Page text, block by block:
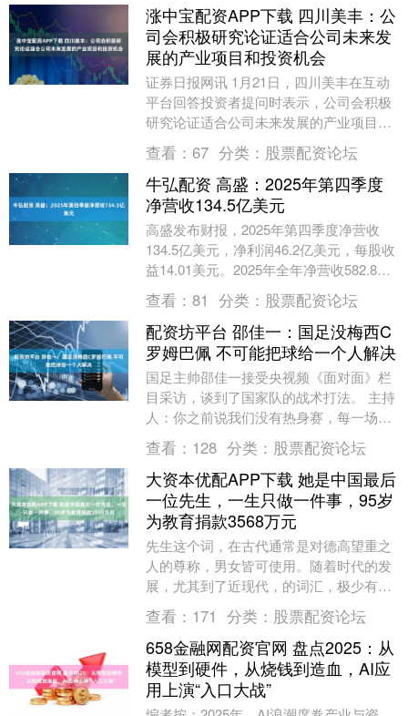
涨中宝配资APP下载 四川美丰：公
司会积极研究论证适合公司未来发
展的产业项目和投资机会
证券日报网讯 1月21日，四川美丰在互动
平台回答投资者提问时表示，公司会积极
研究论证适合公司未来发展的产业项目和
投资机会。未来若有重大投资项目落地实
施，公司将及....
查看： 67 分类： 股票配资论坛
牛弘配资 高盛：2025年第四季度
净营收134.5亿美元
高盛发布财报，2025年第四季度净营收
134.5亿美元，净利润46.2亿美元，每股收
益14.01美元。2025年全年净营收582.8亿
美元，净利润171.8亿美....
查看： 81 分类： 股票配资论坛
配资坊平台 邵佳一：国足没梅西C
罗姆巴佩 不可能把球给一个人解决
国足主帅邵佳一接受央视频《面对面》栏
目采访，谈到了国家队的战术打法。 主持
人：你之前说我们没有热身赛，每一场将
要到来的比赛都是生死战 邵佳一：我觉得
我们应该有这....
查看： 128 分类： 股票配资论坛
大资本优配APP下载 她是中国最后
一位先生，一生只做一件事，95岁
为教育捐款3568万元
先生这个词，在古代通常是对德高望重之
人的尊称，男女皆可使用。随着时代的发
展，尤其到了近现代，的词汇，极少有人
用来称呼女性。不过，也有些女性因为非
凡的成就，依然被....
查看： 171 分类： 股票配资论坛
658金融网配资官网 盘点2025：从
模型到硬件，从烧钱到造血，AI应
用上演“入口大战”